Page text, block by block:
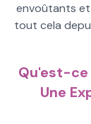
envoûtants
tout cela
Qu'est-ce
Une